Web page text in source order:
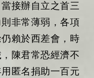
接辦自立之首三
非常薄弱，各項
賴於西差會，時
陳君常恐經濟不
匿名捐助一百元